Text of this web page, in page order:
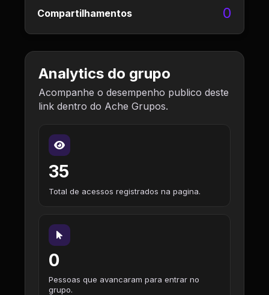
Compartilhamentos 0
Analytics do grupo
Acompanhe o desempenho publico deste
link dentro do Ache Grupos.
35
Total de acessos registrados na pagina.
0
Pessoas que avancaram para entrar no
grupo.